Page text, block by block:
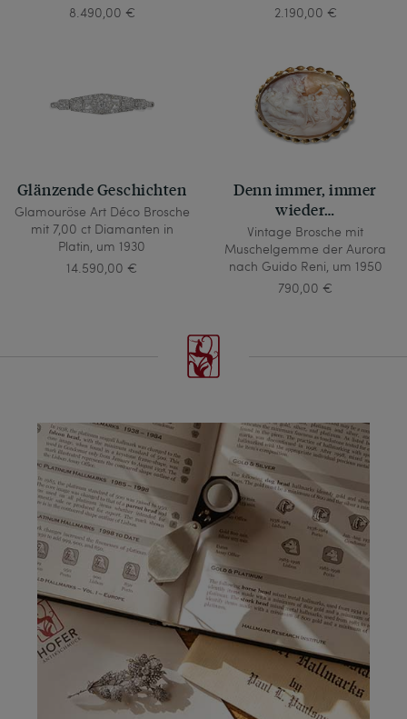
8.490,00 €
2.190,00 €
Glänzende Geschichten
Glamouröse Art Déco Brosche
mit 7,00 ct Diamanten in
Platin, um 1930
14.590,00 €
Denn immer, immer
wieder…
Vintage Brosche mit
Muschelgemme der Aurora
nach Guido Reni, um 1950
790,00 €